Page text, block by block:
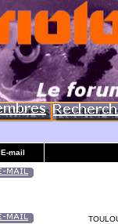
E-mail